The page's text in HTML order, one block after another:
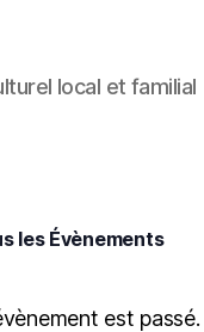
local et familial
les Évènements
est passé.